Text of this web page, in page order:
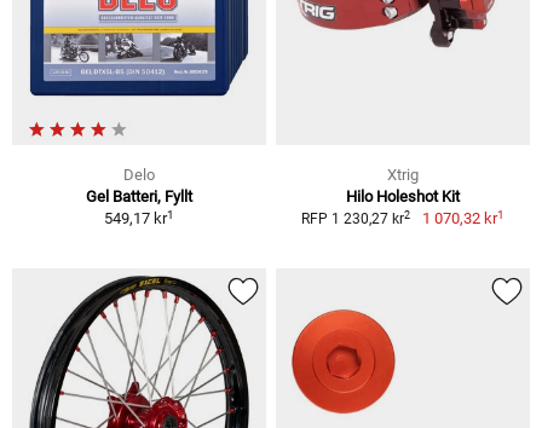
Delo
Gel Batteri, Fyllt
549,17 kr1
Xtrig
Hilo Holeshot Kit
RFP 1 230,27 kr2 1 070,32 kr1